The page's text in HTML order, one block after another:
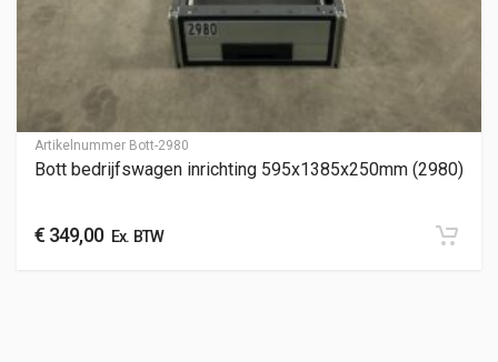
Artikelnummer Bott-2980
Bott bedrijfswagen inrichting 595x1385x250mm (2980)
€ 349,00Ex. BTW